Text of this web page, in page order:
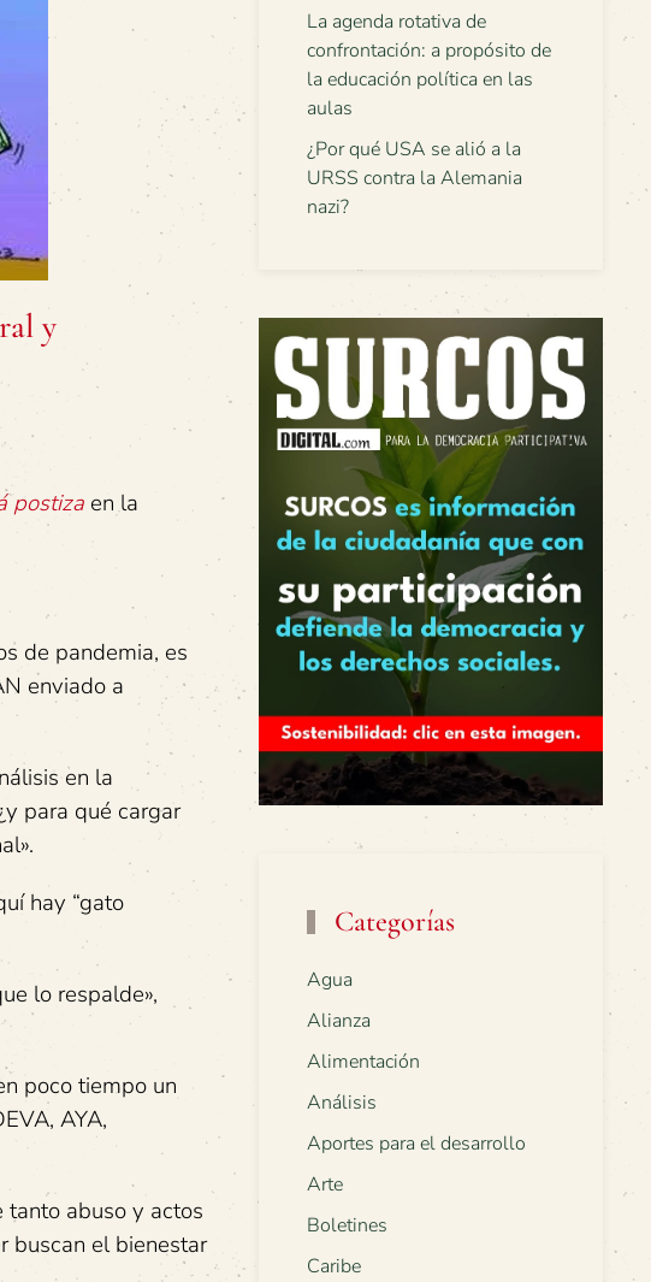
y
postiza en la
de pandemia, es
enviado a
en la
para qué cargar
hay “gato
lo respalde»,
poco tiempo un
AYA,
tanto abuso y actos
buscan el bienestar
La agenda rotativa de
confrontación: a propósito de
la educación política en las
aulas
¿Por qué USA se alió a la
URSS contra la Alemania
nazi?
Categorías
Agua
Alianza
Alimentación
Análisis
Aportes para el desarrollo
Arte
Boletines
Caribe